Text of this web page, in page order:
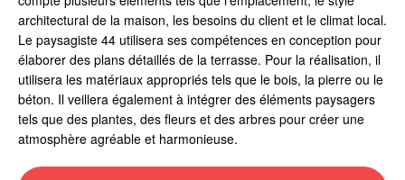
architectural de la maison, les besoins du client et le climat local.
Le paysagiste 44 utilisera ses compétences en conception pour
élaborer des plans détaillés de la terrasse. Pour la réalisation, il
utilisera les matériaux appropriés tels que le bois, la pierre ou le
béton. Il veillera également à intégrer des éléments paysagers
tels que des plantes, des fleurs et des arbres pour créer une
atmosphère agréable et harmonieuse.